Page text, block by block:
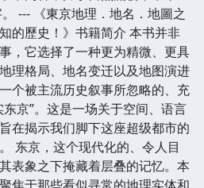
--- 《東京地理．地名．地圖之
的歷史！》书籍简介 本书并非
，它选择了一种更为精微、更具
格局、地名变迁以及地图演进
个被主流历史叙事所忽略的、充
京”。这是一场关于空间、语言
在揭示我们脚下这座超级都市的
东京，这个现代化的、令人目
表象之下掩藏着层叠的记忆。本